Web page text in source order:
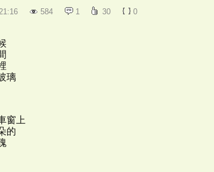
:16 584 1 30 0
璃
窗上
的